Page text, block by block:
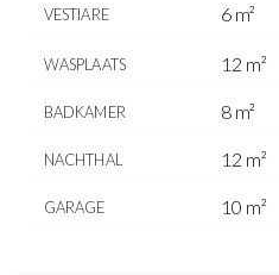
VESTIARE 6 m²
WASPLAATS 12 m²
BADKAMER 8 m²
NACHTHAL 12 m²
GARAGE 10 m²